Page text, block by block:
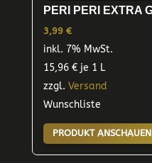
PERI PERI EXTRA
3,99 €
inkl. 7% MwSt.
15,96 €je 1 L
zzgl. Versand
Wunschliste
PRODUKT ANSCHAUEN